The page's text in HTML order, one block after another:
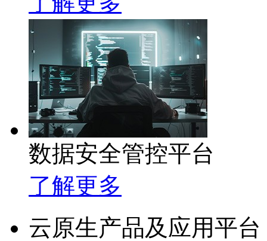
数据安全管控平台
了解更多
云原生产品及应用平台